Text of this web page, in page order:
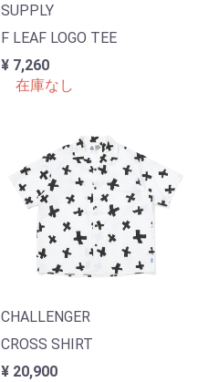
SUPPLY
F LEAF LOGO TEE
¥ 7,260
在庫なし
CHALLENGER
CROSS SHIRT
¥ 20,900